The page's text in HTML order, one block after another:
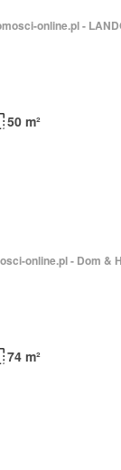
online.pl -
50 m²
online.pl - Dom &
74 m²